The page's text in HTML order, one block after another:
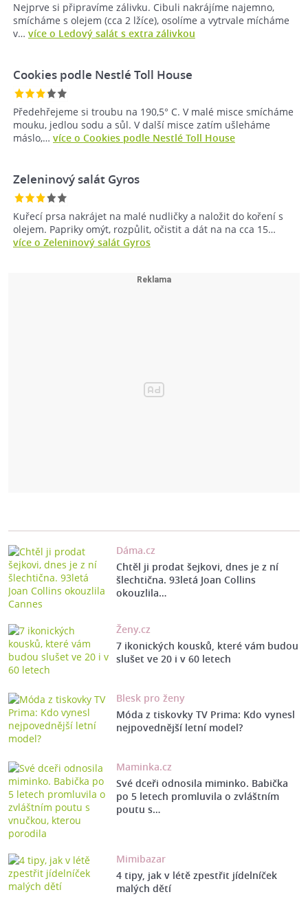
Nejprve si připravíme zálivku. Cibuli nakrájíme najemno,
smícháme s olejem (cca 2 lžíce), osolíme a vytrvale mícháme
v… více o Ledový salát s extra zálivkou
Cookies podle Nestlé Toll House
Předehřejeme si troubu na 190,5° C. V malé misce smícháme
mouku, jedlou sodu a sůl. V další misce zatím ušleháme
máslo,… více o Cookies podle Nestlé Toll House
Zeleninový salát Gyros
Kuřecí prsa nakrájet na malé nudličky a naložit do koření s
olejem. Papriky omýt, rozpůlit, očistit a dát na na cca 15…
více o Zeleninový salát Gyros
Dáma.cz
Chtěl ji prodat šejkovi, dnes je z ní
šlechtična. 93letá Joan Collins
okouzlila…
Ženy.cz
7 ikonických kousků, které vám budou
slušet ve 20 i v 60 letech
Blesk pro ženy
Móda z tiskovky TV Prima: Kdo vynesl
nejpovednější letní model?
Maminka.cz
Své dceři odnosila miminko. Babička
po 5 letech promluvila o zvláštním
poutu s…
Mimibazar
4 tipy, jak v létě zpestřit jídelníček
malých dětí